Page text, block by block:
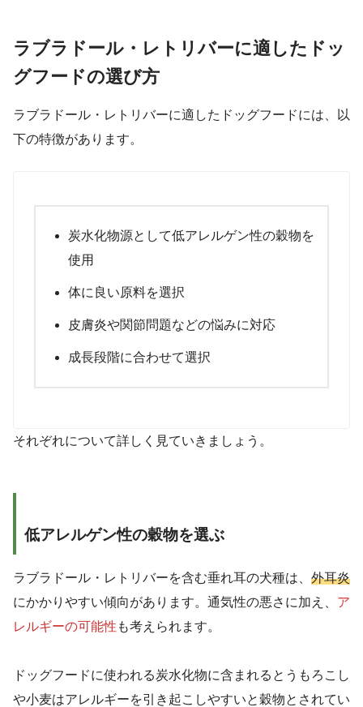
ラブラドール・レトリバーに適したドッ
グフードの選び方
ラブラドール・レトリバーに適したドッグフードには、以
下の特徴があります。
炭水化物源として低アレルゲン性の穀物を
使用
体に良い原料を選択
皮膚炎や関節問題などの悩みに対応
成長段階に合わせて選択
それぞれについて詳しく見ていきましょう。
低アレルゲン性の穀物を選ぶ
ラブラドール・レトリバーを含む垂れ耳の犬種は、 外耳炎
にかかりやすい傾向があります。通気性の悪さに加え、 ア
レルギーの可能性 も考えられます。
ドッグフードに使われる炭水化物に含まれるとうもろこし
や小麦はアレルギーを引き起こしやすいと穀物とされてい